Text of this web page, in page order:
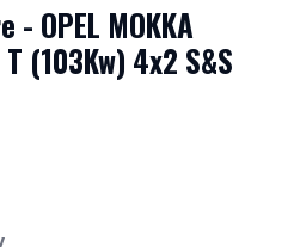
OPEL MOKKA
(103Kw) 4x2 S&S